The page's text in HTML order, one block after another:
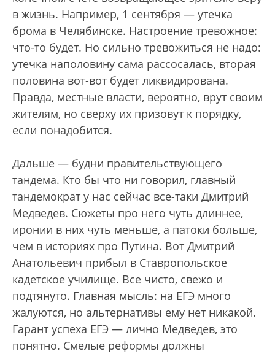
в жизнь. Например, 1 сентября — утечка
брома в Челябинске. Настроение тревожное:
что-то будет. Но сильно тревожиться не надо:
утечка наполовину сама рассосалась, вторая
половина вот-вот будет ликвидирована.
Правда, местные власти, вероятно, врут своим
жителям, но сверху их призовут к порядку,
если понадобится.
Дальше — будни правительствующего
тандема. Кто бы что ни говорил, главный
тандемократ у нас сейчас все-таки Дмитрий
Медведев. Сюжеты про него чуть длиннее,
иронии в них чуть меньше, а патоки больше,
чем в историях про Путина. Вот Дмитрий
Анатольевич прибыл в Ставропольское
кадетское училище. Все чисто, свежо и
подтянуто. Главная мысль: на ЕГЭ много
жалуются, но альтернативы ему нет никакой.
Гарант успеха ЕГЭ — лично Медведев, это
понятно. Смелые реформы должны